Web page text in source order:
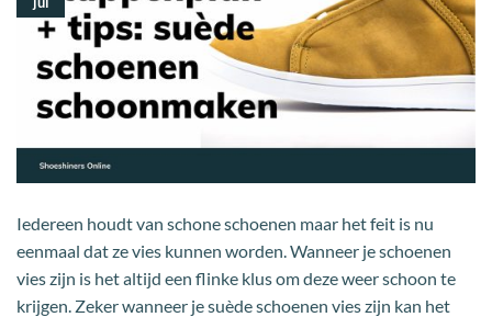
Iedereen houdt van schone schoenen maar het feit is nu
eenmaal dat ze vies kunnen worden. Wanneer je schoenen
vies zijn is het altijd een flinke klus om deze weer schoon te
krijgen. Zeker wanneer je suède schoenen vies zijn kan het